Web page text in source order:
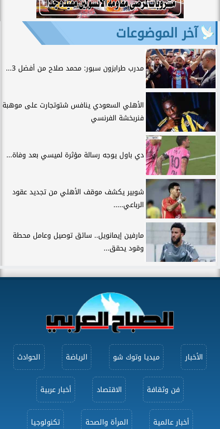
آخر الموضوعات
مدرب طرابزون سبور: محمد صلاح من أفضل 3...
الأهلي السعودي ينافس شتوتجارت على موهبة
فنربخشة الفرنسي
دي باول يوجه رسالة مؤثرة لميسي بعد وفاة...
شوبير يكشف موقف الأهلي من تجديد عقود
الرباعي.....
مارفين إيمانويل.. سائق توصيل وعامل محطة
وقود يحقق...
الأخبار ميديا وتوك شو الرياضة الحوادث
فن وثقافة الاقتصاد أخبار عربية
أخبار عالمية المرأة والصحة تكنولوجيا